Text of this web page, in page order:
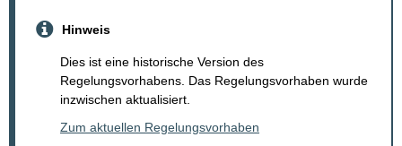
Hinweis
Dies ist eine historische Version des
Regelungsvorhabens. Das Regelungsvorhaben wurde
inzwischen aktualisiert.
Zum aktuellen Regelungsvorhaben